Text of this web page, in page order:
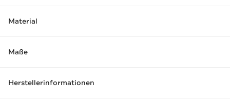
Material
Maße
Herstellerinformationen